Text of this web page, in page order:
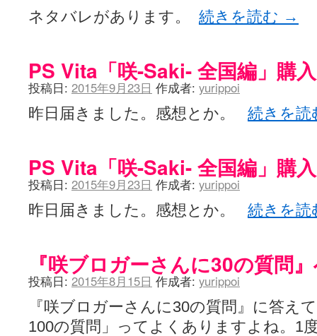
何の変哲もない咲の地名紹介 / 小鍛治さんが通っていた小学校 茨城
咲-Saki-カツゲン備忘録 / 咲-Saki-154局 【奮起】 マジかー！ (13:30)
百合っぽいぶろぐ - 咲-Saki- / シノハユ the down of age 5巻 (06:32)
あかどる日和 - 咲-saki- / 【今回は考察ではなく】原村和-のどっち-の
咲-saki-速報 / 一時休止のお知らせ (08:26)
ぴゅーく☆すてっぷ - 咲-Saki- / ブログ終了のお知らせ (12:51)
What You Mean ? - 咲-Saki- / 第2回清澄エリア聖地巡礼ツアーレポート
左を向いて » 咲-saki- / 【シノハユ】第26話「一別以来」/咲日和・阿
primary colors / 久誕イエ～～～～～～イ！！！！！！ (10:16)
乱れ雪月花 - 咲-Saki- / ブログ終了のお知らせ：今までありがとうござ
竹ブログ - 咲-Saki- / 【咲-Saki-】ゲームが待ち遠しい件 (05:44)
SSSSS(-saki-しゃーぷしゅーとしょーとすとーりー) - 咲-saki- / 豊
せのたけくらべ - 咲-Saki- / 咲さんのやり方で就活をやってみよう
咏-Uta-ブログ編 - 咲-Saki- / 黄色い封筒が届いた(・∀・) (12:30)
チャウチャウちゃうんちゃうん - 咲-Saki- / 吉野の千本桜を見に行きま
気分次第。 - 咲-Saki- / シノハユ 第3巻 感想
(07:42)
ネタバレがあります。 続きを読む →
PS Vita「咲-Saki- 全国編」購入
投稿日: 2015年9月23日 作成者: yurippoi
昨日届きました。感想とか。 続きを
PS Vita「咲-Saki- 全国編」購入
投稿日: 2015年9月23日 作成者: yurippoi
昨日届きました。感想とか。 続きを
『咲ブロガーさんに30の質問
投稿日: 2015年8月15日 作成者: yurippoi
『咲ブロガーさんに30の質問』に答え
100の質問」ってよくありますよね。1